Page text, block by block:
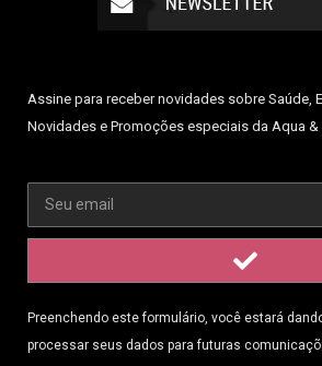
Assine para receber novidades sobre Saúde,
Novidades e Promoções especiais da Aqua &
Preenchendo este formulário, você estará
processar seus dados para futuras